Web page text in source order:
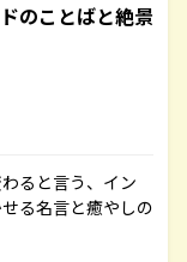
のことばと絶景
ると言う、イン
る名言と癒やしの